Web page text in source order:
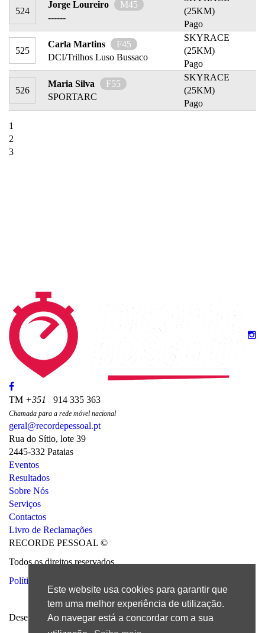
Este website usa cookies para garantir que
tem uma melhor experiência de utilização.
Ao navegar está a concordar com a sua
524
Jorge Loureiro
M45
------
(25KM)
Pago
525
Carla Martins
F45
DCI/Trilhos Luso Bussaco
SKYRACE
(25KM)
Pago
526
Maria Silva
F55
SPORTARC
SKYRACE
(25KM)
Pago
1
2
3
TM +351 914 335 363
Chamada para a rede móvel nacional
geral@recordepessoal.pt
Rua do Sítio, lote 39
2445-332 Pataias
Eventos
Resultados
Sobre Nós
Serviços
Contactos
Livro de Reclamações
RECORDE PESSOAL ©
Todos os direitos reservados
Política de Privacidade
Desenvolvido porBomsite